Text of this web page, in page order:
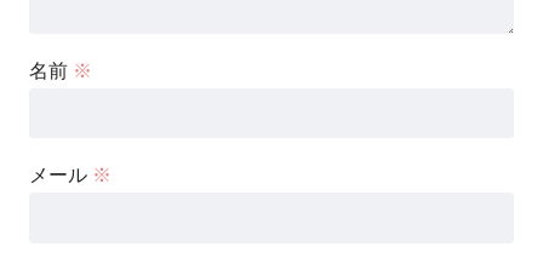
名前 ※
メール ※